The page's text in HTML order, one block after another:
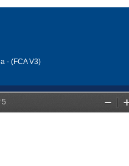
- (FCA V3)